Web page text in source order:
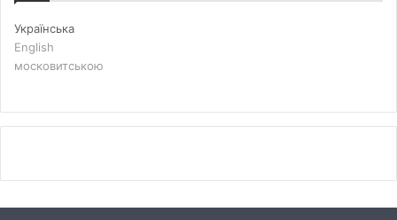
Українська
English
московитською